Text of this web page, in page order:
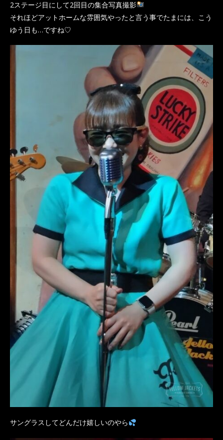
2ステージ目にして2回目の集合写真撮影
それほどアットホームな雰囲気やったと言う事でたまには、こう
ゆう日も…ですね♡
サングラスしてどんだけ嬉しいのやら